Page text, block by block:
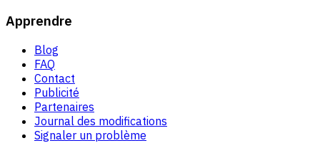
Apprendre
Blog
FAQ
Contact
Publicité
Partenaires
Journal des modifications
Signaler un problème